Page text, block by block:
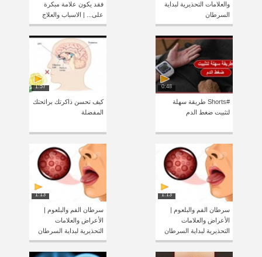
والعلامات التحذيرية لبداية
السرطان
فقد يكون علامة مبكرة
على... | الاسباب والعلاج
0:48
#Shorts طريقة سهلة
لتثبيت ضغط الدم
1:57
كيف تحسن ذاكرتك برائحتك
المفضلة
1:13
سرطان الفم والبلعوم |
الأعراض والعلامات
التحذيرية لبداية السرطان
1:13
سرطان الفم والبلعوم |
الأعراض والعلامات
التحذيرية لبداية السرطان